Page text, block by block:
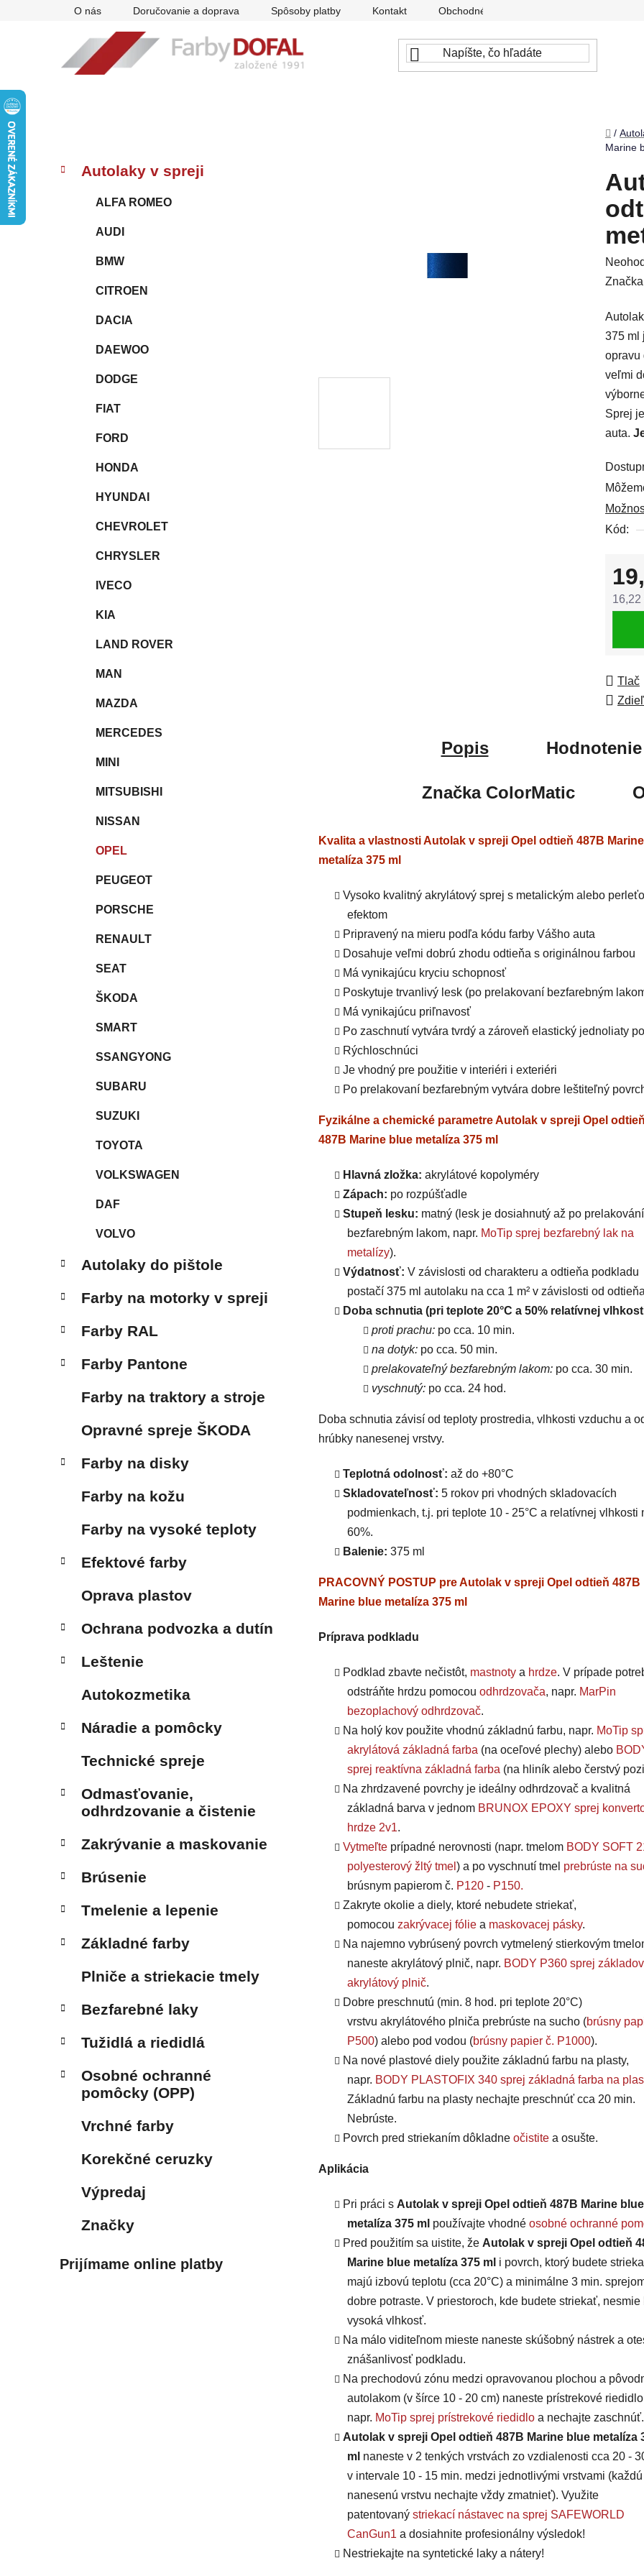
O nás Doručovanie a doprava Spôsoby platby Kontakt Obchodné podmienky
Domov
/
Marine
B
kategórie
a
Autolaky v spreji
ALFA ROMEO
AUDI
BMW
CITROEN
DACIA
DAEWOO
DODGE
FIAT
FORD
HONDA
HYUNDAI
CHEVROLET
CHRYSLER
IVECO
KIA
LAND ROVER
MAN
MAZDA
MERCEDES
MINI
MITSUBISHI
NISSAN
OPEL
PEUGEOT
PORSCHE
RENAULT
SEAT
ŠKODA
SMART
SSANGYONG
SUBARU
SUZUKI
TOYOTA
VOLKSWAGEN
DAF
VOLVO
Autolaky do pištole
Farby na motorky v spreji
Farby RAL
Farby Pantone
Farby na traktory a stroje
Opravné spreje ŠKODA
Farby na disky
Farby na kožu
Farby na vysoké teploty
Efektové farby
Oprava plastov
Ochrana podvozka a dutín
Leštenie
Autokozmetika
Náradie a pomôcky
Technické spreje
Odmasťovanie,
odhrdzovanie a čistenie
Zakrývanie a maskovanie
Brúsenie
Tmelenie a lepenie
Základné farby
Plniče a striekacie tmely
Bezfarebné laky
Tužidlá a riedidlá
Osobné ochranné
pomôcky (OPP)
Vrchné farby
Korekčné ceruzky
Výpredaj
Značky
Prijímame online platby
je
0,0
z
5
375 ml
opravu
veľmi
Sprej
auta.
Kód:
16,22
Tlač
Popis Hodnotenie
ZnačkaColorMatic
Kvalita a vlastnosti Autolak v spreji Opel odtieň 487B
metalíza 375 ml
Vysoko kvalitný akrylátový sprej s metalickým alebo
efektom
Pripravený na mieru podľa kódu farby Vášho auta
Dosahuje veľmi dobrú zhodu odtieňa s originálnou farbou
Má vynikajúcu kryciu schopnosť
Poskytuje trvanlivý lesk (po prelakovaní bezfarebným
Má vynikajúcu priľnavosť
Po zaschnutí vytvára tvrdý a zároveň elastický jednoliaty
Rýchloschnúci
Je vhodný pre použitie v interiéri i exteriéri
Po prelakovaní bezfarebným vytvára dobre leštiteľný
Fyzikálne a chemické parametre Autolak v spreji Opel odtieň
487B Marine blue metalíza 375 ml
Hlavná zložka: akrylátové kopolyméry
Zápach: po rozpúšťadle
Stupeň lesku: matný (lesk je dosiahnutý až po prelakování
bezfarebným lakom, napr. MoTip sprej bezfarebný lak na
metalízy).
Výdatnosť: V závislosti od charakteru a odtieňa podkladu
postačí 375 ml autolaku na cca 1 m² v závislosti od
Doba schnutia (pri teplote 20°C a 50% relatívnej
proti prachu: po cca. 10 min.
na dotyk: po cca. 50 min.
prelakovateľný bezfarebným lakom: po cca. 30 min.
vyschnutý: po cca. 24 hod.
Doba schnutia závisí od teploty prostredia, vlhkosti vzduchu a
hrúbky nanesenej vrstvy.
Teplotná odolnosť: až do +80°C
Skladovateľnosť: 5 rokov pri vhodných skladovacích
podmienkach, t.j. pri teplote 10 - 25°C a relatívnej vlhkosti
60%.
Balenie: 375 ml
PRACOVNÝ POSTUP pre Autolak v spreji Opel odtieň 487B
Marine blue metalíza 375 ml
Príprava podkladu
Podklad zbavte nečistôt, mastnoty a hrdze. V prípade
odstráňte hrdzu pomocou odhrdzovača, napr. MarPin
bezoplachový odhrdzovač.
Na holý kov použite vhodnú základnú farbu, napr. MoTip
akrylátová základná farba (na oceľové plechy) alebo
sprej reaktívna základná farba (na hliník alebo čerstvý
Na zhrdzavené povrchy je ideálny odhrdzovač a kvalitná
základná barva v jednom BRUNOX EPOXY sprej
hrdze 2v1.
Vytmeľte prípadné nerovnosti (napr. tmelom BODY SOFT
polyesterový žltý tmel ) a po vyschnutí tmel prebrúste na
brúsnym papierom č. P120 - P150.
Zakryte okolie a diely, ktoré nebudete striekať,
pomocou zakrývacej fólie a maskovacej pásky.
Na najemno vybrúsený povrch vytmelený stierkovým
naneste akrylátový plnič, napr. BODY P360 sprej
akrylátový plnič.
Dobre preschnutú (min. 8 hod. pri teplote 20°C)
vrstvu akrylátového plniča prebrúste na sucho (brúsny
P500) alebo pod vodou (brúsny papier č. P1000).
Na nové plastové diely použite základnú farbu na plasty,
napr. BODY PLASTOFIX 340 sprej základná farba na
Základnú farbu na plasty nechajte preschnúť cca 20 min.
Nebrúste.
Povrch pred striekaním dôkladne očistite a osušte.
Aplikácia
Pri práci s Autolak v spreji Opel odtieň 487B Marine blue
metalíza 375 ml používajte vhodné osobné ochranné
Pred použitím sa uistite, že Autolak v spreji Opel odtieň
Marine blue metalíza 375 ml i povrch, ktorý budete
majú izbovú teplotu (cca 20°C) a minimálne 3 min.
dobre potraste. V priestoroch, kde budete striekať, nesmie
vysoká vlhkosť.
Na málo viditeľnom mieste naneste skúšobný nástrek a
znášanlivosť podkladu.
Na prechodovú zónu medzi opravovanou plochou a
autolakom (v šírce 10 - 20 cm) naneste prístrekové
napr. MoTip sprej prístrekové riedidlo a nechajte zaschnúť.
Autolak v spreji Opel odtieň 487B Marine blue metalíza
ml naneste v 2 tenkých vrstvách zo vzdialenosti cca 20 -
v intervale 10 - 15 min. medzi jednotlivými vrstvami (každú
nanesenú vrstvu nechajte vždy zmatnieť). Využite
patentovaný striekací nástavec na sprej SAFEWORLD
CanGun1 a dosiahnite profesionálny výsledok!
Nestriekajte na syntetické laky a nátery!